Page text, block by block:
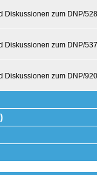
Diskussionen zum DNP/
Diskussionen zum DNP/
Diskussionen zum DNP/